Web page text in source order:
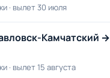
· вылет 30 июля
Камчатский →
· вылет 15 августа